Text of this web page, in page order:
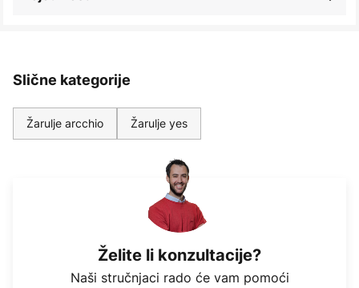
Slične kategorije
Žarulje arcchio Žarulje yes
Želite li konzultacije?
Naši stručnjaci rado će vam pomoći